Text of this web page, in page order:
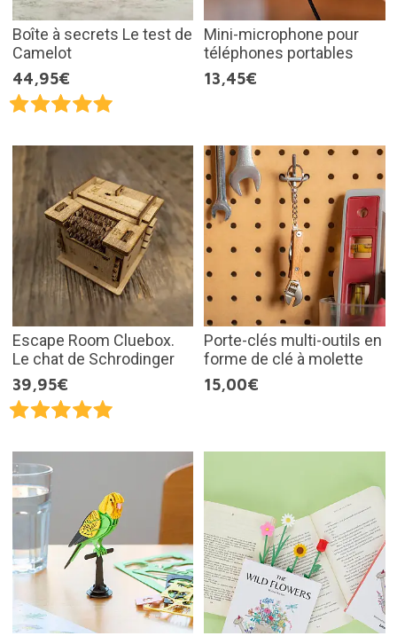
Boîte à secrets Le test de
Camelot
44,95€
Mini-microphone pour
téléphones portables
13,45€
Escape Room Cluebox.
Le chat de Schrodinger
39,95€
Porte-clés multi-outils en
forme de clé à molette
15,00€